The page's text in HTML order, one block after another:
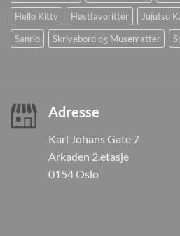
Hello Kitty
Høstfavoritter Jujutsu
Sanrio
Skrivebord og Musematter
Adresse
Karl Johans Gate 7
Arkaden 2.etasje
0154 Oslo